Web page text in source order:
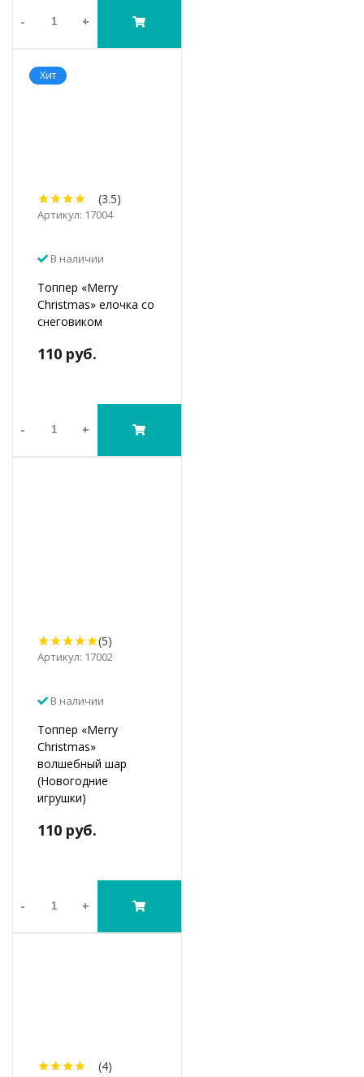
- +
Хит
(3.5)
Артикул: 17004
В наличии
Топпер «Merry
Christmas» елочка со
снеговиком
110 руб.
- +
(5)
Артикул: 17002
В наличии
Топпер «Merry
Christmas»
волшебный шар
(Новогодние
игрушки)
110 руб.
- +
(4)